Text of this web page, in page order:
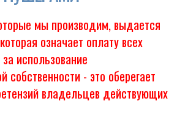
мы производим, выдается
означает оплату всех
использование
собственности - это оберегает
владельцев действующих